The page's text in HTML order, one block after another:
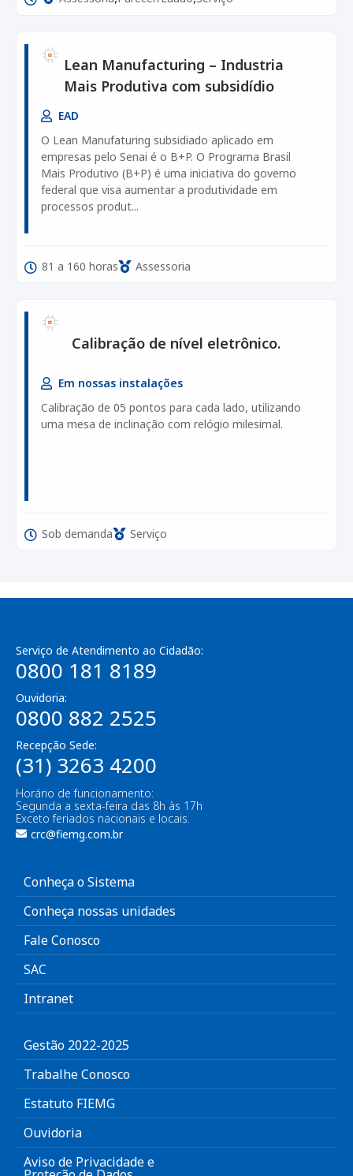
Lean Manufacturing – Industria
Mais Produtiva com subsidídio
EAD
O Lean Manufaturing subsidiado aplicado em
empresas pelo Senai é o B+P. O Programa Brasil
Mais Produtivo (B+P) é uma iniciativa do governo
federal que visa aumentar a produtividade em
processos produt...
81 a 160 horas Assessoria
Calibração de nível eletrônico.
Em nossas instalações
Calibração de 05 pontos para cada lado, utilizando
uma mesa de inclinação com relógio milesimal.
Sob demanda Serviço
Serviço de Atendimento ao Cidadão:
0800 181 8189
Ouvidoria:
0800 882 2525
Recepção Sede:
(31) 3263 4200
Horário de funcionamento:
Segunda a sexta-feira das 8h às 17h
Exceto feriados nacionais e locais.
crc@fiemg.com.br
Conheça o Sistema
Conheça nossas unidades
Fale Conosco
SAC
Intranet
Gestão 2022-2025
Trabalhe Conosco
Estatuto FIEMG
Ouvidoria
Aviso de Privacidade e